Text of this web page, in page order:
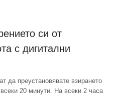
си от
с дигитални
да преустановявате взирането
20 минути. На всеки 2 часа